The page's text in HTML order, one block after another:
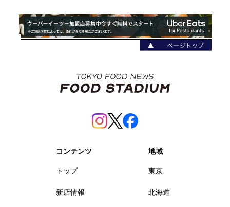
コンテンツ
トップ
新店情報
地域
東京
北海道